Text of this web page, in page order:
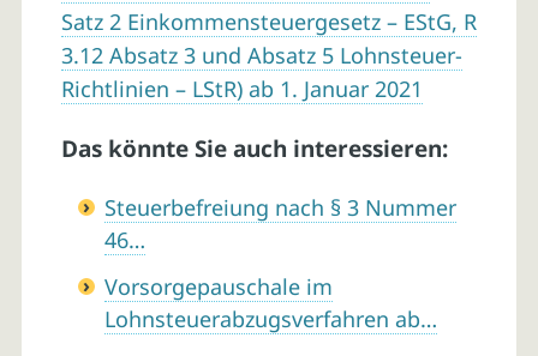
Satz 2 Einkommensteuergesetz – EStG, R
3.12 Absatz 3 und Absatz 5 Lohnsteuer-
Richtlinien – LStR) ab 1. Januar 2021
Das könnte Sie auch interessieren:
Steuerbefreiung nach § 3 Nummer
46…
Vorsorgepauschale im
Lohnsteuerabzugsverfahren ab…